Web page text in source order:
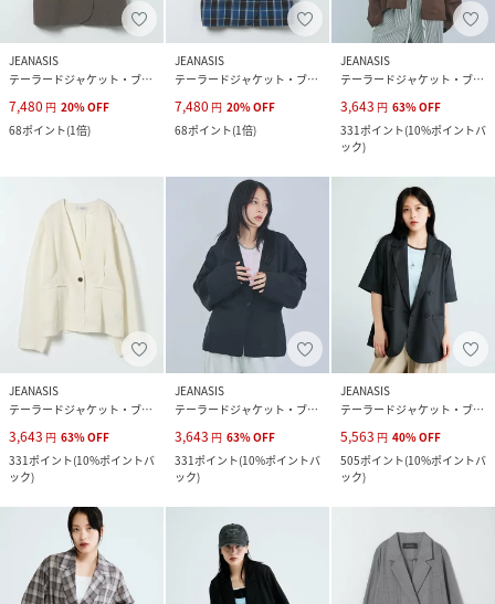
JEANASIS
テーラードジャケット・ブレザー
7,480 円 20%OFF
68ポイント(1倍)
JEANASIS
テーラードジャケット・ブレザー
7,480 円 20%OFF
68ポイント(1倍)
JEANASIS
テーラードジャケット・ブレザー
3,643 円 63%OFF
331ポイント(10%ポイントバ
ック)
JEANASIS
テーラードジャケット・ブレザー
3,643 円 63%OFF
331ポイント(10%ポイントバ
ック)
JEANASIS
テーラードジャケット・ブレザー
3,643 円 63%OFF
331ポイント(10%ポイントバ
ック)
JEANASIS
テーラードジャケット・ブレザー
5,563 円 40%OFF
505ポイント(10%ポイントバ
ック)